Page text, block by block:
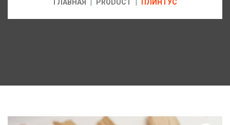
ГЛАВНАЯ PRODUCT ПЛИНТУС